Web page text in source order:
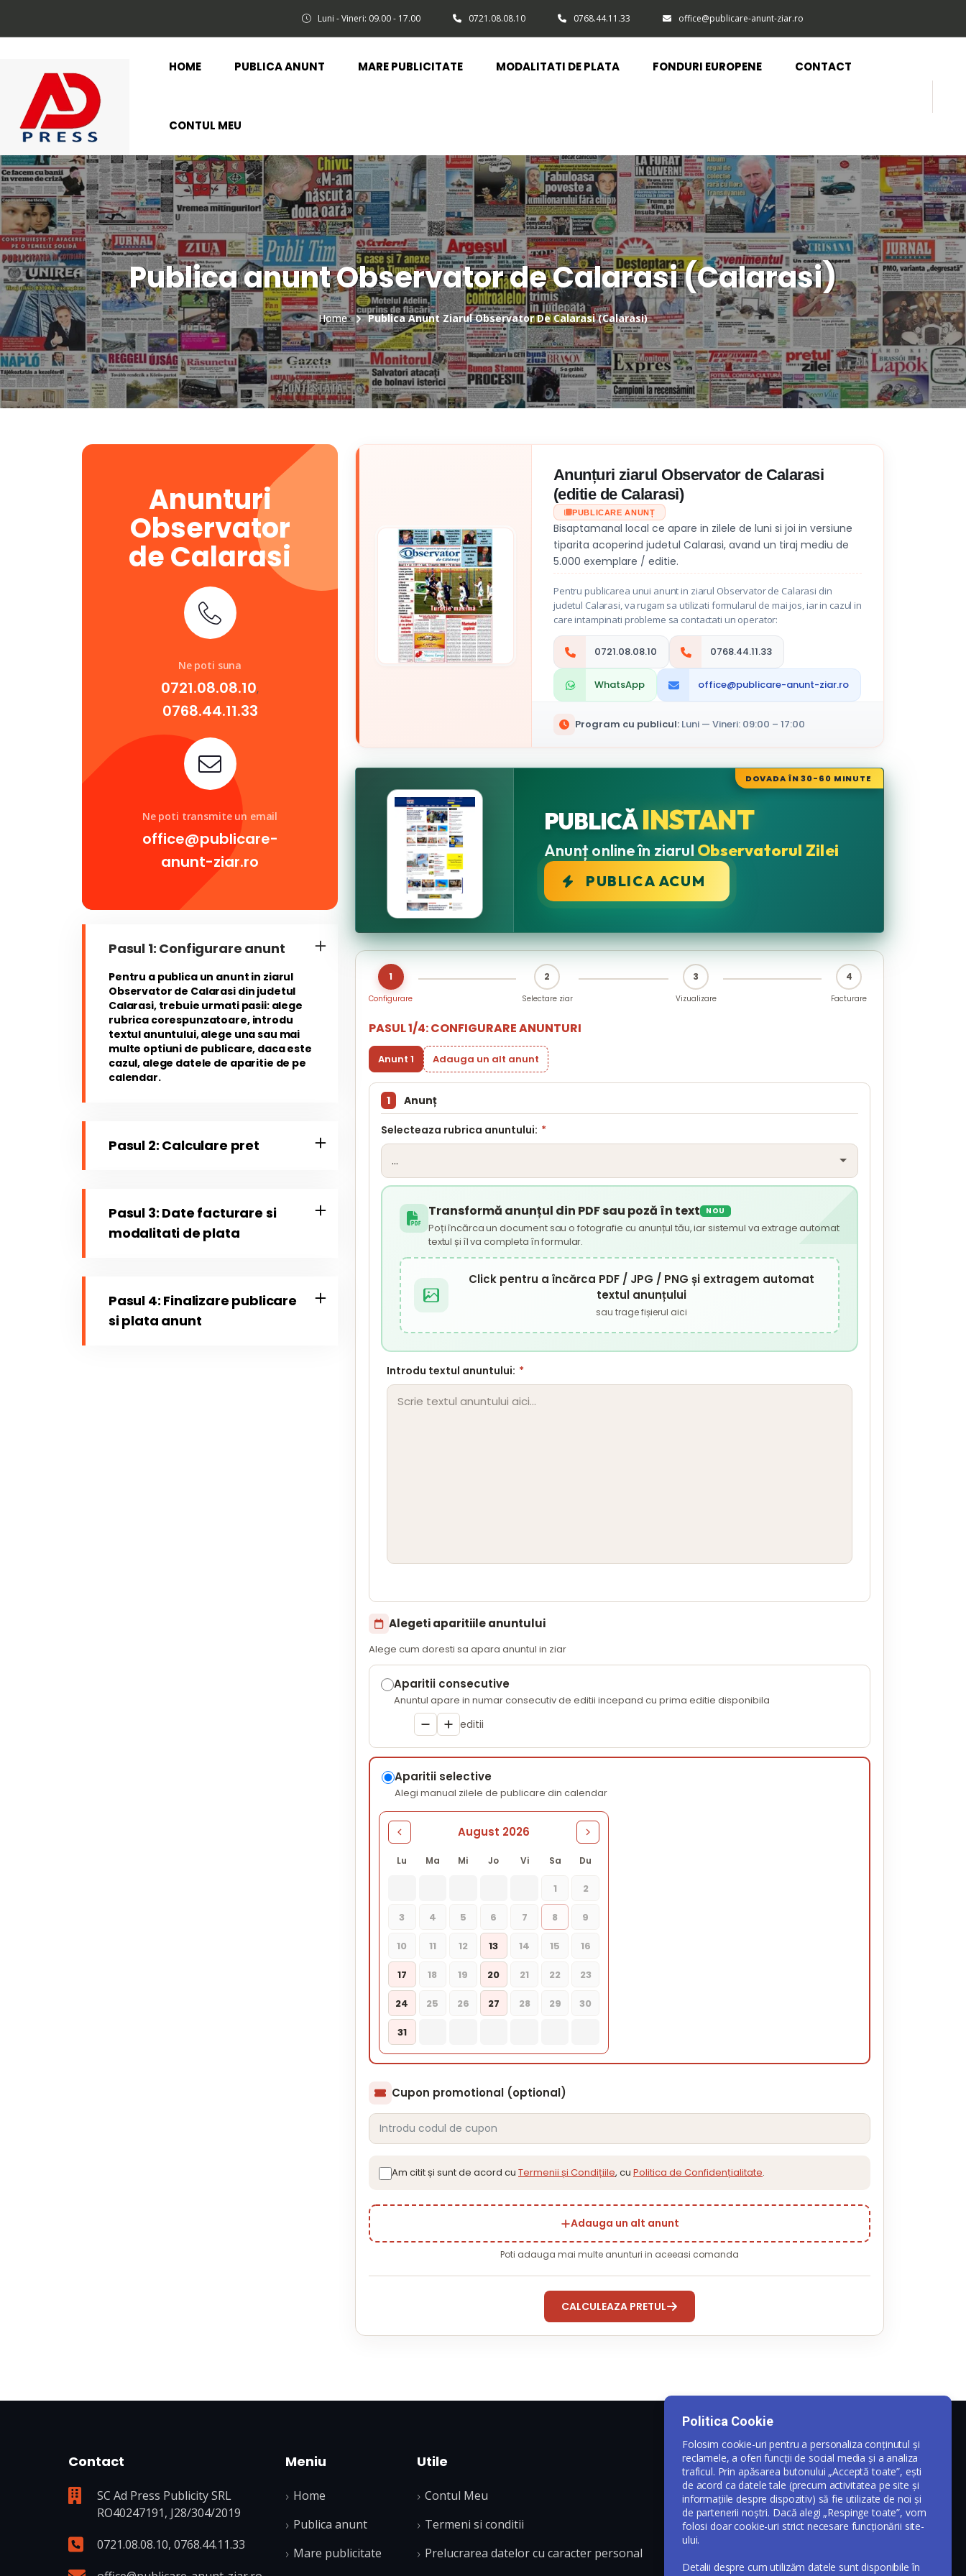
Luni - Vineri: 09.00 - 17.00 0721.08.08.10 0768.44.11.33 office@publicare-anunt-ziar.ro
HOME PUBLICA ANUNT MARE PUBLICITATE MODALITATI DE PLATA FONDURI EUROPENE CONTACT
CONTUL MEU
Publica anunt Observator de Calarasi (Calarasi)
Home Publica Anunt Ziarul Observator De Calarasi (Calarasi)
Anunturi
Observator
de Calarasi
Ne poti suna
0721.08.08.10,
0768.44.11.33
Ne poti transmite un email
office@publicare-
anunt-ziar.ro
Pasul 1: Configurare anunt
Pentru a publica un anunt in ziarul
Observator de Calarasi din judetul
Calarasi, trebuie urmati pasii: alege
rubrica corespunzatoare, introdu
textul anuntului, alege una sau mai
multe optiuni de publicare, daca este
cazul, alege datele de aparitie de pe
calendar.
Pasul 2: Calculare pret
Pasul 3: Date facturare si
modalitati de plata
Pasul 4: Finalizare publicare
si plata anunt
Anunțuri ziarul Observator de Calarasi
(editie de Calarasi)
PUBLICARE ANUNȚ
Bisaptamanal local ce apare in zilele de luni si joi in versiune
tiparita acoperind judetul Calarasi, avand un tiraj mediu de
5.000 exemplare / editie.
Pentru publicarea unui anunt in ziarul Observator de Calarasi din
judetul Calarasi, va rugam sa utilizati formularul de mai jos, iar in cazul in
care intampinati probleme sa contactati un operator:
0721.08.08.10 0768.44.11.33
WhatsApp office@publicare-anunt-ziar.ro
Program cu publicul: Luni — Vineri: 09:00 – 17:00
DOVADA ÎN 30-60 MINUTE
PUBLICĂINSTANT
Anunț online în ziarul Observatorul Zilei
PUBLICA ACUM
1
Configurare
2
Selectare ziar
3
Vizualizare
4
Facturare
PASUL 1/4: CONFIGURARE ANUNTURI
Anunt 1 Adauga un alt anunt
1 Anunț
Selecteaza rubrica anuntului: *
Transformă anunțul din PDF sau poză în text NOU
Poți încărca un document sau o fotografie cu anunțul tău, iar sistemul va extrage automat
textul și îl va completa în formular.
Click pentru a încărca PDF / JPG / PNG și extragem automat
textul anunțului
sau trage fișierul aici
Introdu textul anuntului: *
Alegeti aparitiile anuntului
Alege cum doresti sa apara anuntul in ziar
Aparitii consecutive
Anuntul apare in numar consecutiv de editii incepand cu prima editie disponibila
editii
Aparitii selective
Alegi manual zilele de publicare din calendar
August 2026
Lu Ma Mi Jo Vi Sa Du
1 2
3 4 5 6 7 8 9
10 11 12 13 14 15 16
17 18 19 20 21 22 23
24 25 26 27 28 29 30
31
Cupon promotional (optional)
Am citit și sunt de acord cu Termenii și Condițiile, cu Politica de Confidențialitate.
Adauga un alt anunt
Poti adauga mai multe anunturi in aceeasi comanda
CALCULEAZA PRETUL
Contact
SC Ad Press Publicity SRL
RO40247191, J28/304/2019
0721.08.08.10, 0768.44.11.33
Meniu
Home
Publica anunt
Mare publicitate
Utile
Contul Meu
Termeni si conditii
Prelucrarea datelor cu caracter personal
Politica Cookie
Folosim cookie-uri pentru a personaliza conținutul și
reclamele, a oferi funcții de social media și a analiza
traficul. Prin apăsarea butonului „Acceptă toate”, ești
de acord ca datele tale (precum activitatea pe site și
informațiile despre dispozitiv) să fie utilizate de noi și
de partenerii noștri. Dacă alegi „Respinge toate”, vom
folosi doar cookie-uri strict necesare funcționării site-
ului.
Detalii despre cum utilizăm datele sunt disponibile în